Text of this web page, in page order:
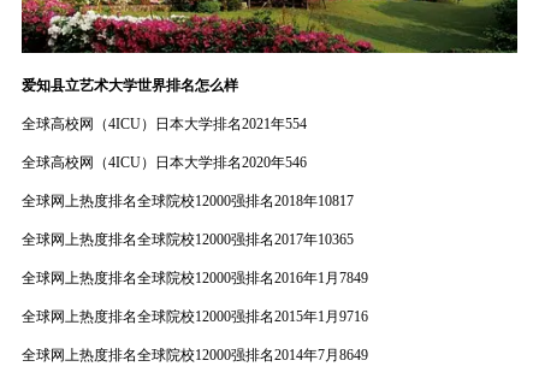
爱知县立艺术大学世界排名怎么样
全球高校网（4ICU）日本大学排名2021年554
全球高校网（4ICU）日本大学排名2020年546
全球网上热度排名全球院校12000强排名2018年10817
全球网上热度排名全球院校12000强排名2017年10365
全球网上热度排名全球院校12000强排名2016年1月7849
全球网上热度排名全球院校12000强排名2015年1月9716
全球网上热度排名全球院校12000强排名2014年7月8649